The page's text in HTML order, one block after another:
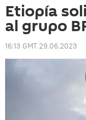
Etiopía
al grupo
16:13 GMT 29.06.2023